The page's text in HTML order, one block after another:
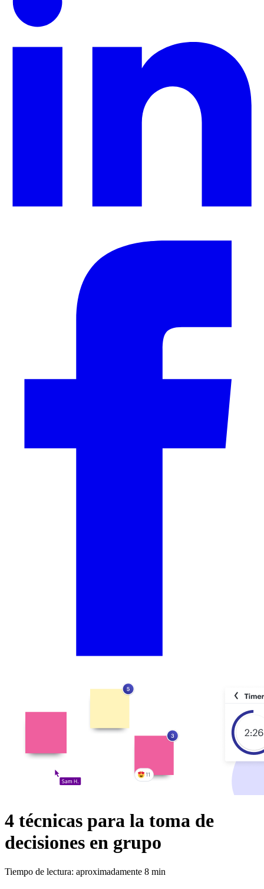
4 técnicas para la toma de
decisiones en grupo
Tiempo de lectura: aproximadamente 8 min